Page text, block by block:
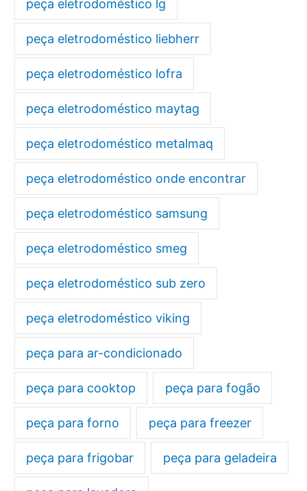
peça eletrodoméstico lg
peça eletrodoméstico liebherr
peça eletrodoméstico lofra
peça eletrodoméstico maytag
peça eletrodoméstico metalmaq
peça eletrodoméstico onde encontrar
peça eletrodoméstico samsung
peça eletrodoméstico smeg
peça eletrodoméstico sub zero
peça eletrodoméstico viking
peça para ar-condicionado
peça para cooktop peça para fogão
peça para forno peça para freezer
peça para frigobar peça para geladeira